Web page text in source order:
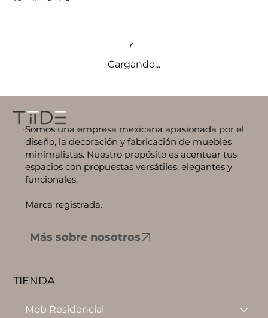
Cargando...
Somos una empresa mexicana apasionada por el
diseño, la decoración y fabricación de muebles
minimalistas. Nuestro propósito es acentuar tus
espacios con propuestas versátiles, elegantes y
funcionales.
Marca registrada.
Más sobre nosotros
TIENDA
Mob Residencial